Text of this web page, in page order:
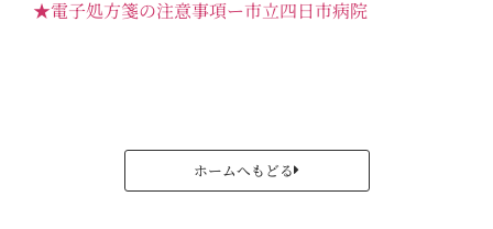
★電子処方箋の注意事項ー市立四日市病院
ホームへもどる